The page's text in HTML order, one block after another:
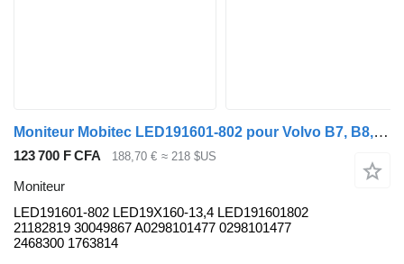
Moniteur Mobitec LED191601-802 pour Volvo B7, B8, B9, B12 bus (2005-)
123 700 F CFA 188,70 € ≈ 218 $US
Moniteur
LED191601-802 LED19X160-13,4 LED191601802
21182819 30049867 A0298101477 0298101477
2468300 1763814